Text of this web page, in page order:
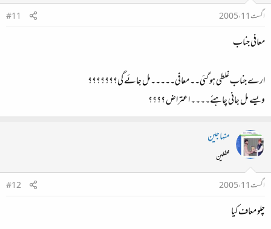
اگست 11، 2005
#11
معافی جناب
ارے جناب غلطی ہو گئی۔۔ معافی۔۔۔۔۔مل جائے گی؟؟؟؟؟؟؟
ویسے مل جانی چاہئے۔۔۔۔ اعتراض ؟؟؟؟
منہاجین
محفلین
اگست 11، 2005
#12
چلو معاف کیا